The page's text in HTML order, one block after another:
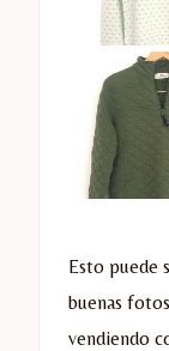
Esto puede
buenas
vendiendo